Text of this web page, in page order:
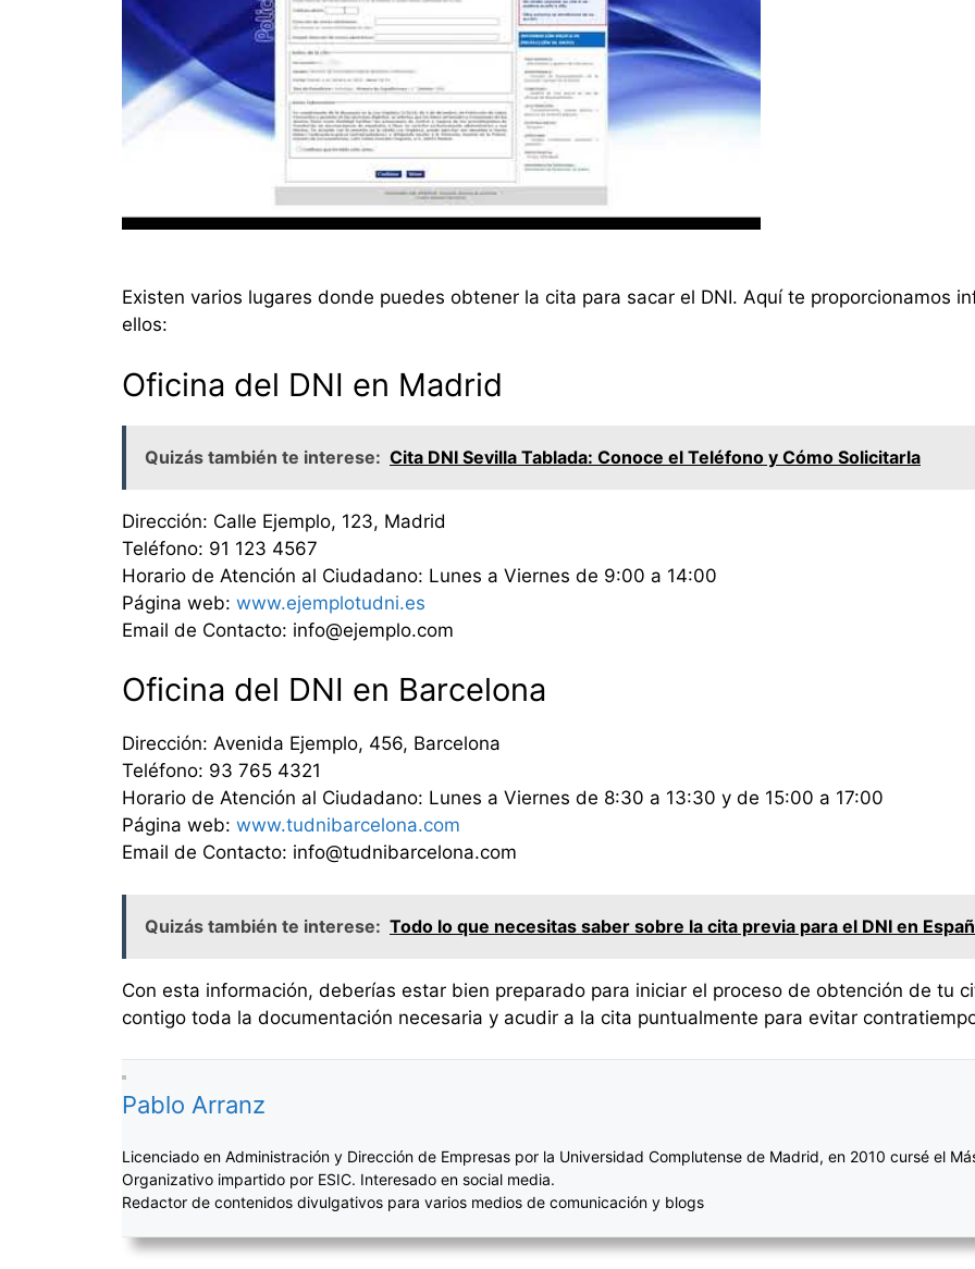
Existen varios lugares donde puedes obtener la cita para sacar el DNI. Aquí te proporcionamos
ellos:
Oficina del DNI en Madrid
Quizás también te interese: Cita DNI Sevilla Tablada: Conoce el Teléfono y Cómo Solicitarla
Dirección: Calle Ejemplo, 123, Madrid
Teléfono: 91 123 4567
Horario de Atención al Ciudadano: Lunes a Viernes de 9:00 a 14:00
Página web: www.ejemplotudni.es
Email de Contacto: info@ejemplo.com
Oficina del DNI en Barcelona
Dirección: Avenida Ejemplo, 456, Barcelona
Teléfono: 93 765 4321
Horario de Atención al Ciudadano: Lunes a Viernes de 8:30 a 13:30 y de 15:00 a 17:00
Página web: www.tudnibarcelona.com
Email de Contacto: info@tudnibarcelona.com
Quizás también te interese: Todo lo que necesitas saber sobre la cita previa para el DNI en
Con esta información, deberías estar bien preparado para iniciar el proceso de obtención de tu
contigo toda la documentación necesaria y acudir a la cita puntualmente para evitar
Pablo Arranz
Licenciado en Administración y Dirección de Empresas por la Universidad Complutense de Madrid, en 2010 cursé el
Organizativo impartido por ESIC. Interesado en social media.
Redactor de contenidos divulgativos para varios medios de comunicación y blogs